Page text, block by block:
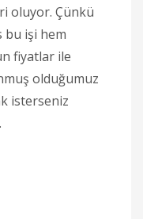
oluyor. Çünkü
bu işi hem
fiyatlar ile
olduğumuz
isterseniz